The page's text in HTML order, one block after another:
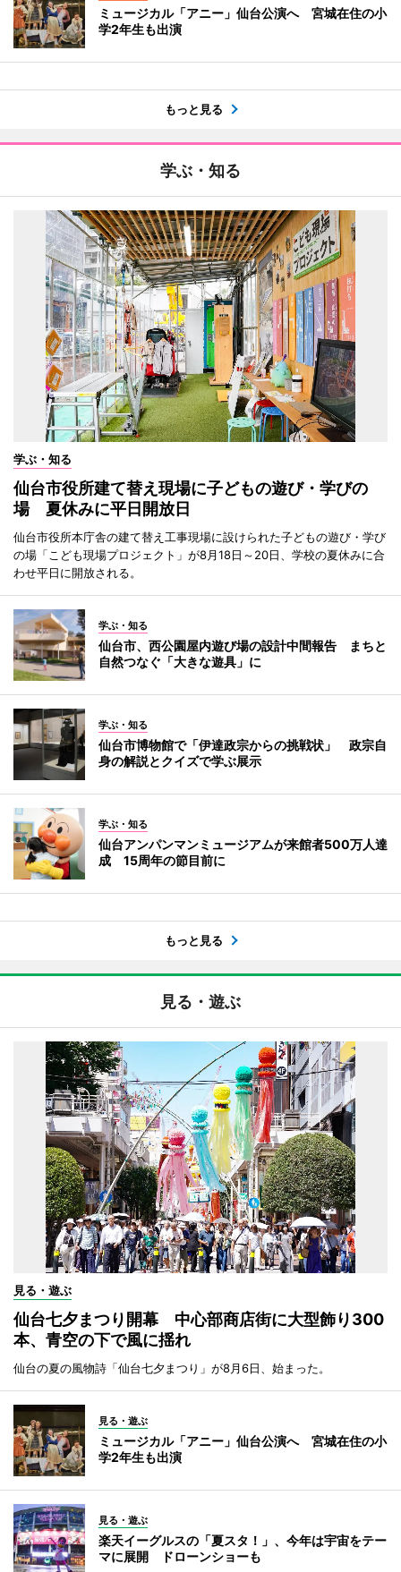
ミュージカル「アニー」仙台公演へ 宮城在住の小
学2年生も出演
もっと見る
学ぶ・知る
学ぶ・知る
仙台市役所建て替え現場に子どもの遊び・学びの
場 夏休みに平日開放日
仙台市役所本庁舎の建て替え工事現場に設けられた子どもの遊び・学び
の場「こども現場プロジェクト」が8月18日～20日、学校の夏休みに合
わせ平日に開放される。
学ぶ・知る
仙台市、西公園屋内遊び場の設計中間報告 まちと
自然つなぐ「大きな遊具」に
学ぶ・知る
仙台市博物館で「伊達政宗からの挑戦状」 政宗自
身の解説とクイズで学ぶ展示
学ぶ・知る
仙台アンパンマンミュージアムが来館者500万人達
成 15周年の節目前に
もっと見る
見る・遊ぶ
見る・遊ぶ
仙台七夕まつり開幕 中心部商店街に大型飾り300
本、青空の下で風に揺れ
仙台の夏の風物詩「仙台七夕まつり」が8月6日、始まった。
見る・遊ぶ
ミュージカル「アニー」仙台公演へ 宮城在住の小
学2年生も出演
見る・遊ぶ
楽天イーグルスの「夏スタ！」、今年は宇宙をテー
マに展開 ドローンショーも